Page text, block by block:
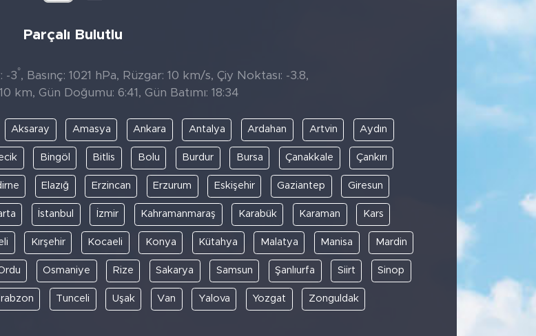
Parçalı Bulutlu
-3°, Basınç: 1021 hPa, Rüzgar: 10 km/s, Çiy Noktası: -3.8,
km, Gün Doğumu: 6:41, Gün Batımı: 18:34
Aksaray Amasya Ankara Antalya Ardahan Artvin Aydın
Bingöl Bitlis Bolu Burdur Bursa Çanakkale Çankırı
Elazığ Erzincan Erzurum Eskişehir Gaziantep Giresun
İstanbul İzmir Kahramanmaraş Karabük Karaman Kars
Kırşehir Kocaeli Konya Kütahya Malatya Manisa Mardin
Osmaniye Rize Sakarya Samsun Şanlıurfa Siirt Sinop
Tunceli Uşak Van Yalova Yozgat Zonguldak